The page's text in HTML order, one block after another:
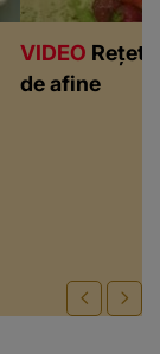
VIDEO
de afine